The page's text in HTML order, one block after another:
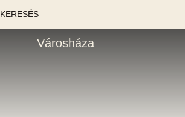
KERESÉS
Városháza